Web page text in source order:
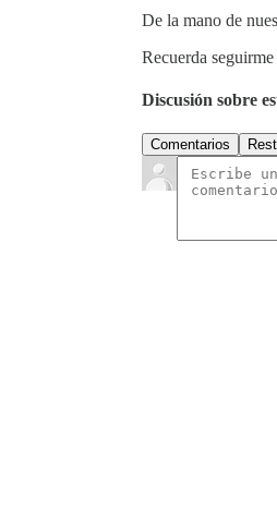
De la mano de
Recuerda
Discusión sobre
Comentarios